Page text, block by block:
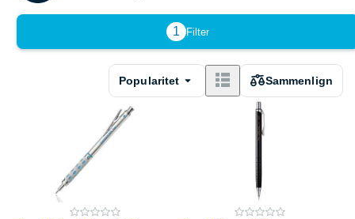
1 Filter
Popularitet Sammenlign